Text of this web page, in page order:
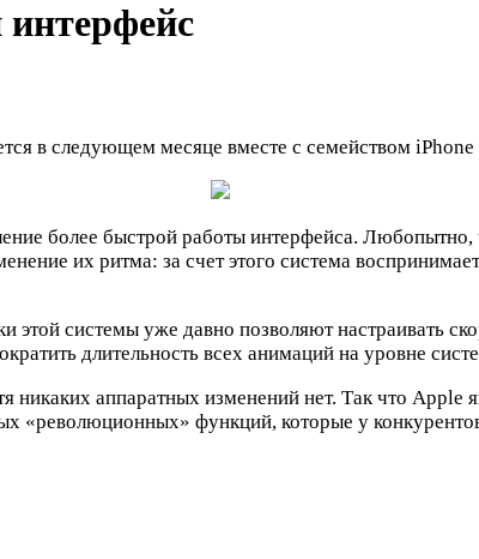
в следующем месяце вместе с семейством iPhone
более быстрой работы интерфейса.
их ритма: за счет этого система
этой системы уже давно позволяют настраивать
длительность всех анимаций на уровне
никаких аппаратных изменений нет. Так что Apple
«революционных» функций, которые у